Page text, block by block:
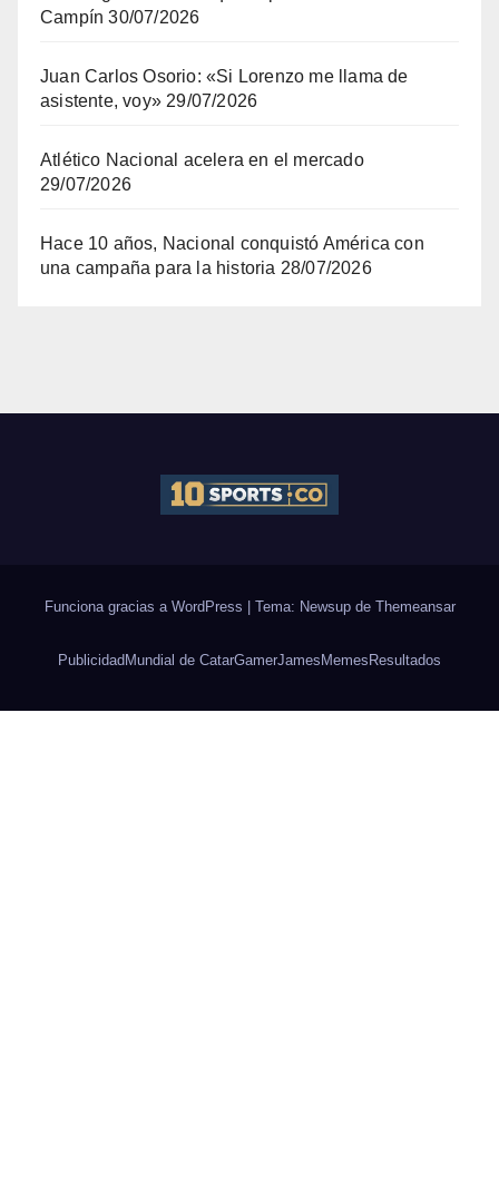
Campín 30/07/2026
Juan Carlos Osorio: «Si Lorenzo me llama de
asistente, voy» 29/07/2026
Atlético Nacional acelera en el mercado
29/07/2026
Hace 10 años, Nacional conquistó América con
una campaña para la historia 28/07/2026
Funciona gracias a WordPress Tema: Newsup de Themeansar
Publicidad Mundial de CatarGamerJames Memes Resultados